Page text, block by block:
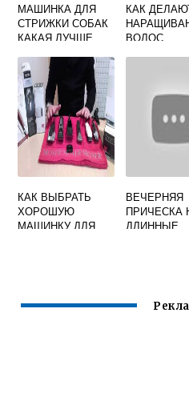
МАШИНКА ДЛЯ
СТРИЖКИ СОБАК
КАКАЯ ЛУЧШЕ
КАК
ВОЛОС
КАК ВЫБРАТЬ
ХОРОШУЮ
МАШИНКУ ДЛЯ
ВЕЧЕРНЯЯ
ПРИЧЕСКА
ДЛИННЫЕ